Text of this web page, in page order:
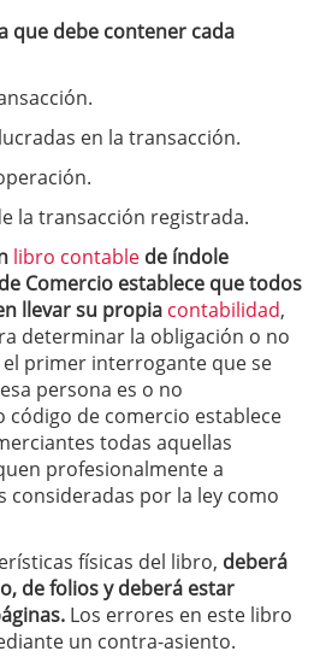
que debe contener cada
en la transacción.
la transacción registrada.
libro contable de índole
Comercio establece que todos
llevar su propia contabilidad,
determinar la obligación o no
primer interrogante que se
persona es o no
código de comercio establece
todas aquellas
profesionalmente a
consideradas por la ley como
físicas del libro, deberá
de folios y deberá estar
Los errores en este libro
un contra-asiento.